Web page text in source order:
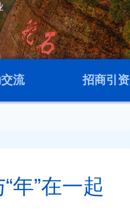
流 招商引资
年”在一起